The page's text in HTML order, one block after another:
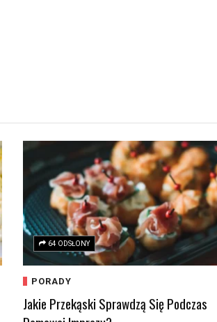
64 ODSŁONY
PORADY
Jakie Przekąski Sprawdzą Się Podczas